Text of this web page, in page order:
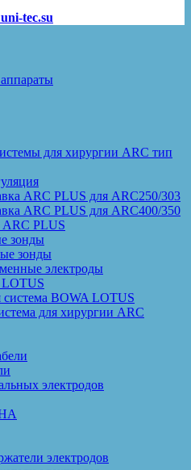
tec.su
для хирургии ARC тип
ARC PLUS для ARC250/303
ARC PLUS для ARC400/350
PLUS
зонды
зонды
электроды
LOTUS
система BOWA LOTUS
для хирургии ARC
электродов
электродов